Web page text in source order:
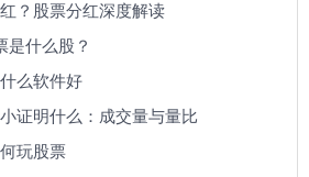
？股票分红深度解读
是什么股？
么软件好
证明什么：成交量与量比
玩股票